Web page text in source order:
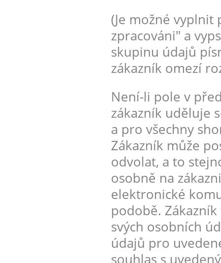
(Je možné vyplnit
zpracováni" a
skupinu údajů
zákazník omezí
Není-li pole v
zákazník uděluje
a pro všechny
Zákazník může
odvolat, a to
osobně na
elektronické
podobě.
svých osobních
údajů pro
souhlas s